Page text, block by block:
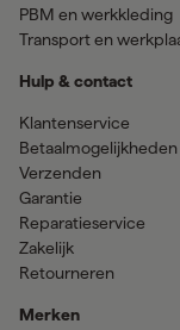
PBM en werkkleding
Transport en
Hulp & contact
Klantenservice
Betaalmogelijkheden
Verzenden
Garantie
Reparatieservice
Zakelijk
Retourneren
Merken